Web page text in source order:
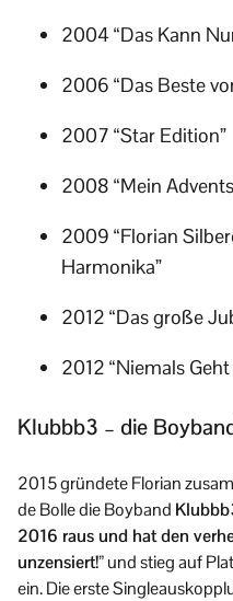
2004 “Das Kann
2006 “Das Beste
2007 “Star Edition”
2008 “Mein
2009 “Florian
Harmonika”
2012 “Das große
2012 “Niemals
Klubbb3 – die
2015 gründete Florian
de Bolle die Boyband
2016 raus und hat den
unzensiert!”und stieg auf
ein. Die erste